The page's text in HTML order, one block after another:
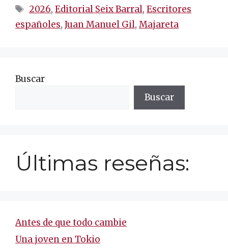
Etiquetas
2026,Editorial Seix Barral,Escritores
españoles, Juan Manuel Gil, Majareta
Buscar
Buscar
Últimas reseñas:
Antes de que todo cambie
Una joven en Tokio